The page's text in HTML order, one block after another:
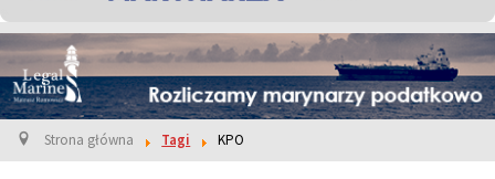
Strona główna Tagi KPO